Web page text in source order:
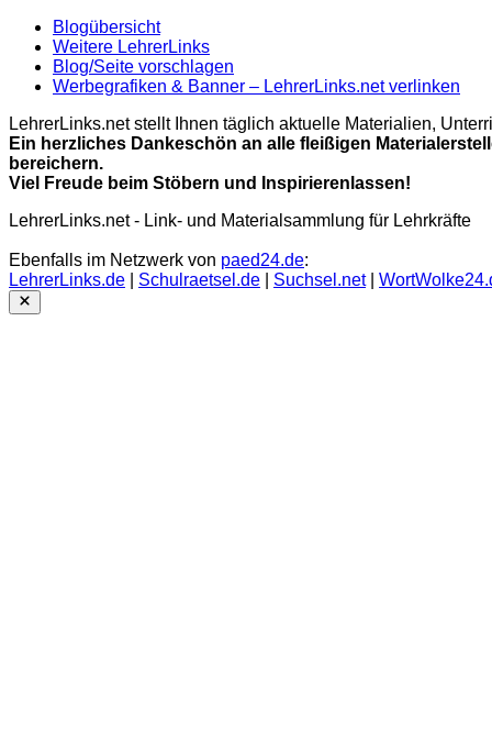
Blogübersicht
Weitere LehrerLinks
Blog/Seite vorschlagen
Werbegrafiken & Banner – LehrerLinks.net verlinken
LehrerLinks.net stellt Ihnen täglich aktuelle Materialien,
Ein herzliches Dankeschön an alle fleißigen
bereichern.
Viel Freude beim Stöbern und Inspirierenlassen!
LehrerLinks.net - Link- und Materialsammlung für Lehrkräfte
Ebenfalls im Netzwerk von paed24.de:
LehrerLinks.de
Schulraetsel.de Suchsel.net|
Close